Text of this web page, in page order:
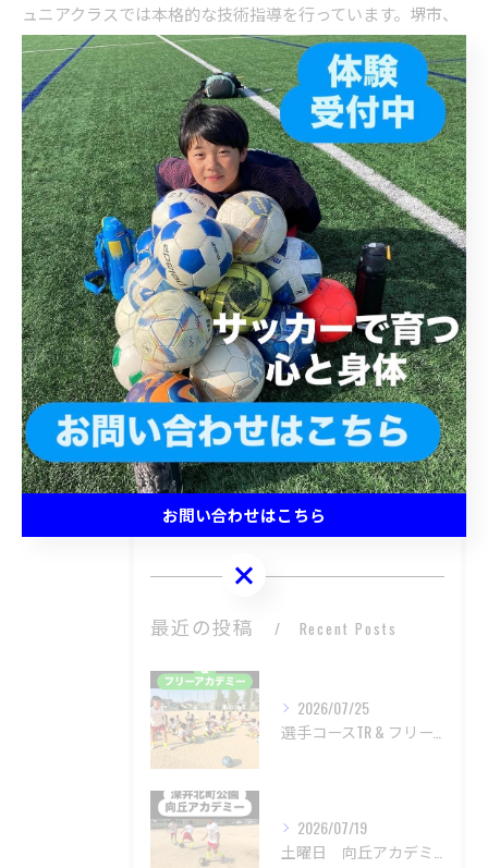
ュニアクラスでは本格的な技術指導を行っています。堺市、
堺市西区で子どもたちの健やかな成長を応援するサッカース
クールです。
< 前のページ 一覧に戻る 次のページ >
カテゴリー Categories
全てのカテゴリー
キッズ
ジュニア
小学生
中学生
体験
最近の投稿 Recent Posts
2026/07/25
選手コースTR & フリーアカデミー
2026/07/19
土曜日 向丘アカデミー
お問い合わせはこちら
お問い合わせはこちら